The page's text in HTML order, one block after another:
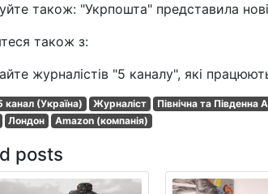
також: "Укрпошта" представила
також з:
журналістів "5 каналу", які
канал (Україна) Журналіст Північна та Південна
Лондон Amazon (компанія)
posts